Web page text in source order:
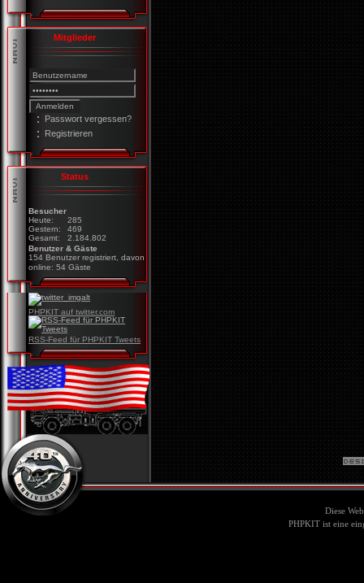
Mitglieder
Passwort vergessen?
Registrieren
Status
Besucher
Heute:
285
Gestern:
469
Gesamt:
2.184.802
Benutzer & Gäste
154 Benutzer registriert, davon
online: 54 Gäste
PHPKIT auf twitter.com
RSS-Feed für PHPKIT Tweets
Diese
PHPKIT ist eine